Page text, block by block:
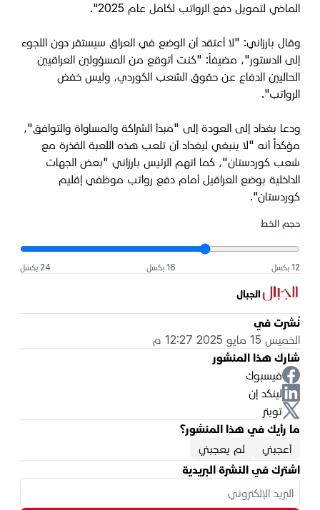
الماضي لتمويل دفع الرواتب لكامل عام 2025".
وقال بارزاني: "لا أعتقد أن الوضع في العراق سيستقر دون اللجوء
إلى الدستور"، مضيفاً: "كنت أتوقع من المسؤولين العراقيين
الحاليين الدفاع عن حقوق الشعب الكوردي، وليس خفض
الرواتب".
ودعا بغداد إلى العودة إلى "مبدأ الشراكة والمساواة والتوافق"،
مؤكداً أنه "لا ينبغي لبغداد أن تلعب هذه اللعبة القذرة مع
شعب كوردستان"، كما اتهم الرئيس بارزاني "بعض الجهات
الداخلية بوضع العراقيل أمام دفع رواتب موظفي إقليم
كوردستان".
حجم الخط
12 بكسل 16 بكسل 24 بكسل
الجبال
نُشرت في
الخميس 15 مايو 2025 12:27 م
شارك هذا المنشور
فيسبوك
لينكد إن
تويتر
ما رأيك في هذا المنشور؟
أعجبني
لم يعجبني
اشترك في النشرة البريدية